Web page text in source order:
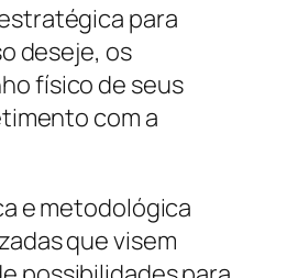
para
deseje, os
físico de seus
com a
e metodológica
que visem